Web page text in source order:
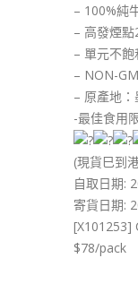
– 100%純
– 高發煙
– 單元不
– NON-
– 原產地
-最佳食用
(現貨巳到
自取日期:
寄貨日期:
[X101253]
$78/pack